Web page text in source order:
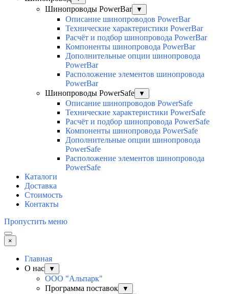
Шинопроводы PowerBar ▼
Описание шинопроводов PowerBar
Технические характеристики PowerBar
Расчёт и подбор шинопровода PowerBar
Компоненты шинопровода PowerBar
Дополнительные опции шинопровода
PowerBar
Расположение элементов шинопровода
PowerBar
Шинопроводы PowerSafe
▼
Описание шинопроводов PowerSafe
Технические характеристики PowerSafe
Расчёт и подбор шинопровода PowerSafe
Компоненты шинопровода PowerSafe
Дополнительные опции шинопровода
PowerSafe
Расположение элементов шинопровода
PowerSafe
Каталоги
Доставка
Стоимость
Контакты
Пропустить меню
×
Главная
О нас
▼
ООО "Альпарк"
Программа поставок
▼